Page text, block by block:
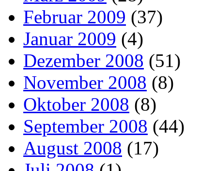
Februar 2009 (37)
Januar 2009 (4)
Dezember 2008 (51)
November 2008 (8)
Oktober 2008 (8)
September 2008 (44)
August 2008 (17)